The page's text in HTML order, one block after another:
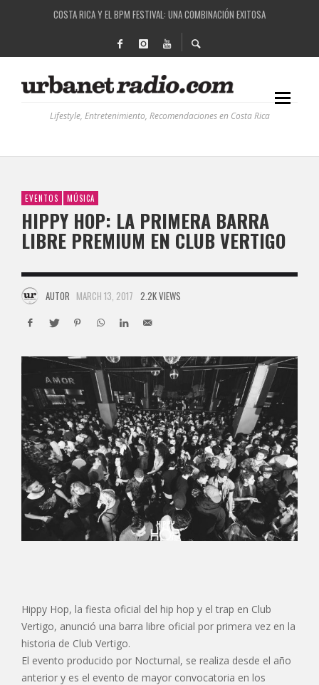
RUTAS NATURBANAS: EL PROYECTO QUE ESTÁ TRANSFORMANDO LA CALIDAD DE
LA HISTORIA DETRÁS DE LA MÚSICA ELECTRÓNICA: BBC RADIOPHONIC WORKSHOP
RECORDANDO LA EXPERIENCIA BPM: UN REVIEW DE LA PRIMERA EDICIÓN QUE
Lifestyle, Entretenimiento, Recomendaciones en Costa Rica
EVENTOS MÚSICA
HIPPY HOP: LA PRIMERA BARRA
LIBRE PREMIUM EN CLUB VERTIGO
AUTOR MARCH 13, 2017 2.2K VIEWS
Hippy Hop, la fiesta oficial del hip hop y el trap en Club
Vertigo, anunció una barra libre oficial por primera vez en la
historia de Club Vertigo.
El evento producido por Nocturnal, se realiza desde el año
anterior y es el evento de mayor convocatoria en los